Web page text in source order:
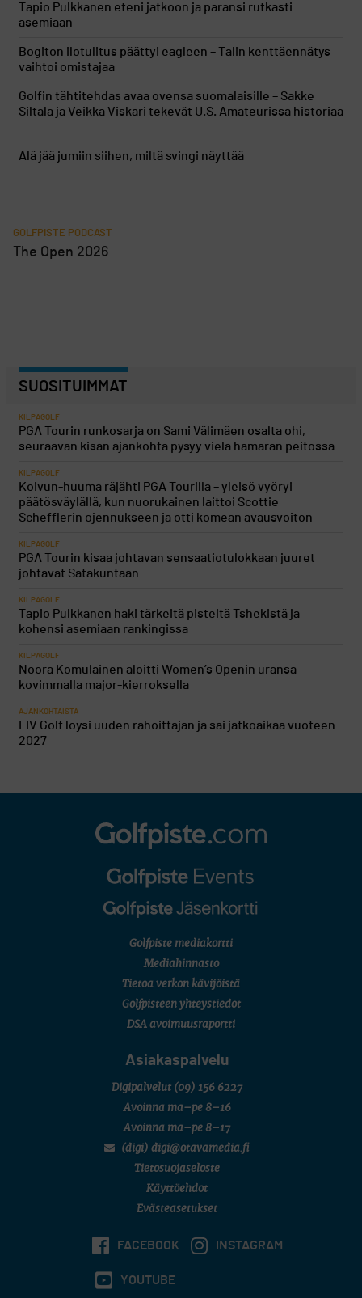
Tapio Pulkkanen eteni jatkoon ja paransi rutkasti
asemiaan
Bogiton ilotulitus päättyi eagleen – Talin kenttäennätys
vaihtoi omistajaa
Golfin tähtitehdas avaa ovensa suomalaisille – Sakke
Siltala ja Veikka Viskari tekevät U.S. Amateurissa historiaa
Älä jää jumiin siihen, miltä svingi näyttää
GOLFPISTE PODCAST
The Open 2026
SUOSITUIMMAT
KILPAGOLF
PGA Tourin runkosarja on Sami Välimäen osalta ohi,
seuraavan kisan ajankohta pysyy vielä hämärän peitossa
KILPAGOLF
Koivun-huuma räjähti PGA Tourilla – yleisö vyöryi
päätösväylällä, kun nuorukainen laittoi Scottie
Schefflerin ojennukseen ja otti komean avausvoiton
KILPAGOLF
PGA Tourin kisaa johtavan sensaatiotulokkaan juuret
johtavat Satakuntaan
KILPAGOLF
Tapio Pulkkanen haki tärkeitä pisteitä Tshekistä ja
kohensi asemiaan rankingissa
KILPAGOLF
Noora Komulainen aloitti Women’s Openin uransa
kovimmalla major-kierroksella
AJANKOHTAISTA
LIV Golf löysi uuden rahoittajan ja sai jatkoaikaa vuoteen
2027
Golfpiste mediakortti
Mediahinnasto
Tietoa verkon kävijöistä
Golfpisteen yhteystiedot
DSA avoimuusraportti
Asiakaspalvelu
Digipalvelut (09) 156 6227
Avoinna ma–pe 8–16
Avoinna ma–pe 8–17
(digi) digi@otavamedia.fi
Tietosuojaseloste
Käyttöehdot
Evästeasetukset
FACEBOOK INSTAGRAM
YOUTUBE